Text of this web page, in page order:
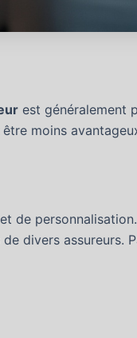
est généralement
moins
de
divers